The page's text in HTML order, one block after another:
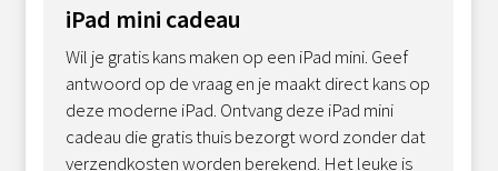
iPad mini cadeau
Wil je gratis kans maken op een iPad mini. Geef
antwoord op de vraag en je maakt direct kans op
deze moderne iPad. Ontvang deze iPad mini
cadeau die gratis thuis bezorgt word zonder dat
verzendkosten worden berekend. Het leuke is